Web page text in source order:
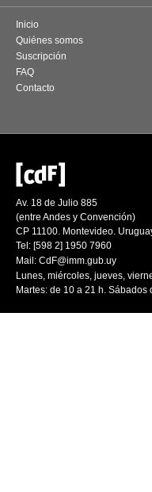
Inicio
Quiénes somos
Suscripción
FAQ
Contacto
Av. 18 de Julio 885
(entre Andes y Convención)
CP 11100. Montevideo.
Tel: [598 2] 1950 7960
Mail: CdF@imm.gub.uy
Lunes, miércoles, jueves,
Martes: de 10 a 21 h. Sábados